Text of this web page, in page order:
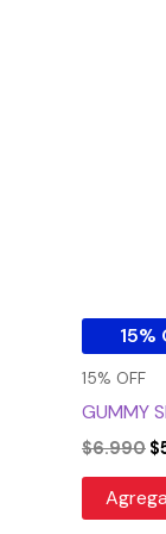
15%
15% OFF
GUMMY
$6.990 $